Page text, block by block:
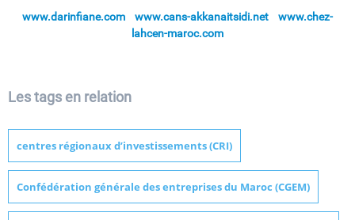
www.darinfiane.com www.cans-akkanaitsidi.net
www.chez-
lahcen-maroc.com
Les tags en relation
centres régionaux d’investissements (CRI)
Confédération générale des entreprises du Maroc (CGEM)